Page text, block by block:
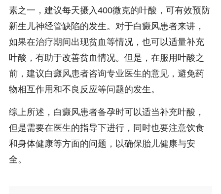
素之一，建议每天摄入400微克的叶酸，可有效预防
新生儿神经管缺陷的发生。对于白癜风患者来讲，
如果在治疗期间出现贫血等情况，也可以适量补充
叶酸，有助于改善贫血情况。但是，在服用叶酸之
前，建议白癜风患者咨询专业医生的意见，避免药
物相互作用和不良反应等问题的发生。
综上所述，白癜风患者备孕时可以适当补充叶酸，
但是需要在医生的指导下进行，同时也要注意饮食
和身体健康等方面的问题，以确保胎儿健康与安
全。